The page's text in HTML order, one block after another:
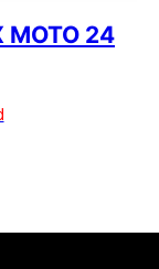
MOTO 24